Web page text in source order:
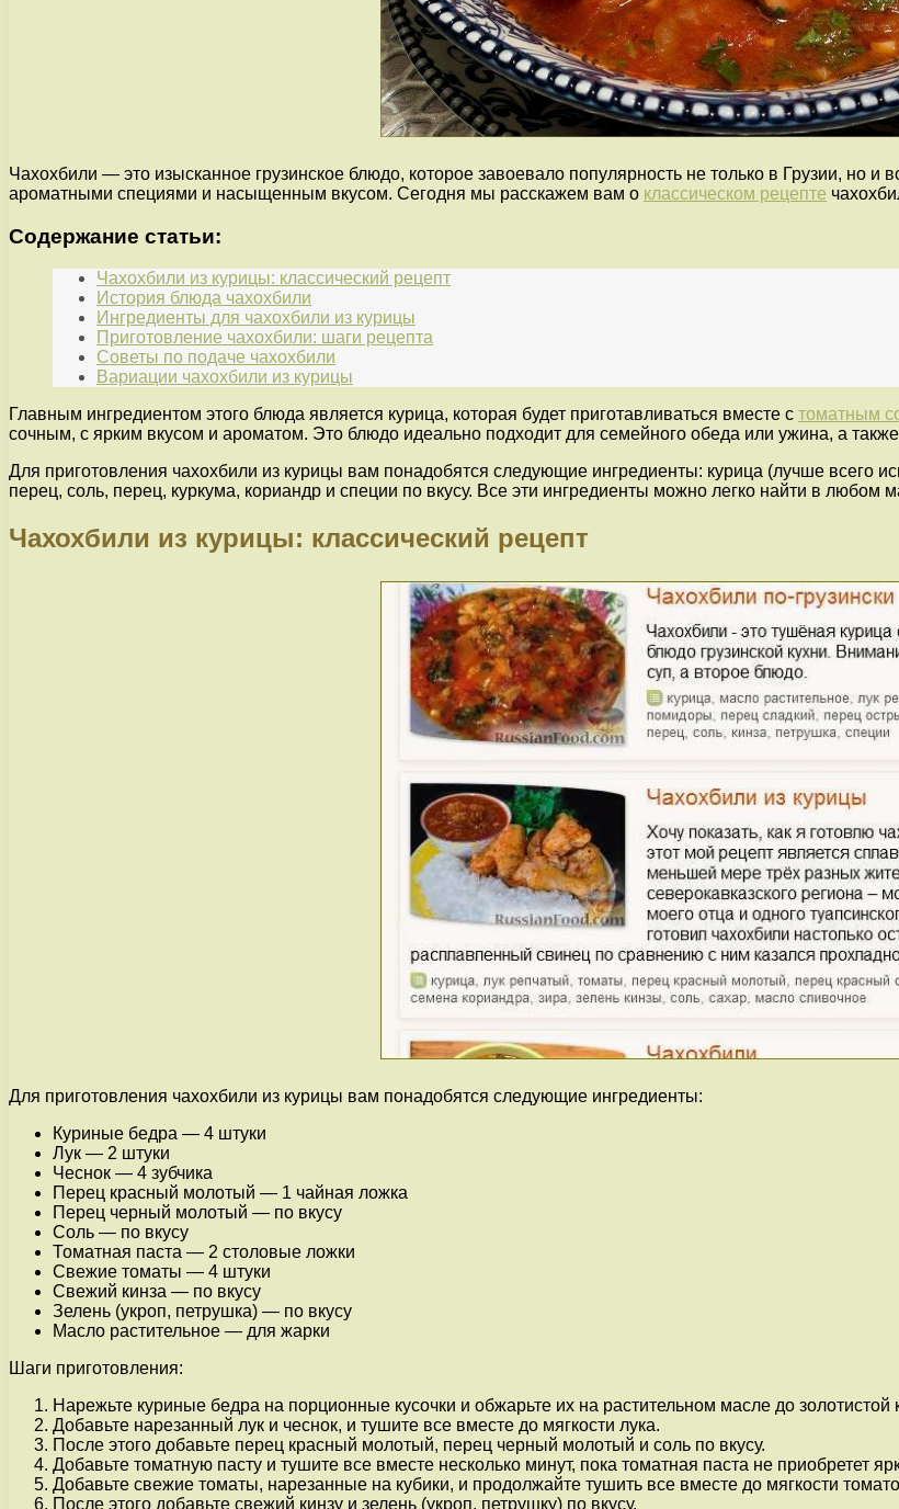
Чахохбили — это изысканное грузинское блюдо, которое завоевало популярность не только в Грузии, но и
ароматными специями и насыщенным вкусом. Сегодня мы расскажем вам о классическом рецепте
Содержание статьи:
Чахохбили из курицы: классический рецепт
История блюда чахохбили
Ингредиенты для чахохбили из курицы
Приготовление чахохбили: шаги рецепта
Советы по подаче чахохбили
Вариации чахохбили из курицы
Главным ингредиентом этого блюда является курица, которая будет приготавливаться вместе с томатным
сочным, с ярким вкусом и ароматом. Это блюдо идеально подходит для семейного обеда или ужина, а также
Для приготовления чахохбили из курицы вам понадобятся следующие ингредиенты: курица (лучше всего
перец, соль, перец, куркума, кориандр и специи по вкусу. Все эти ингредиенты можно легко найти в любом
Чахохбили из курицы: классический рецепт
Для приготовления чахохбили из курицы вам понадобятся следующие ингредиенты:
Куриные бедра — 4 штуки
Лук — 2 штуки
Чеснок — 4 зубчика
Перец красный молотый — 1 чайная ложка
Перец черный молотый — по вкусу
Соль — по вкусу
Томатная паста — 2 столовые ложки
Свежие томаты — 4 штуки
Свежий кинза — по вкусу
Зелень (укроп, петрушка) — по вкусу
Масло растительное — для жарки
Шаги приготовления:
Нарежьте куриные бедра на порционные кусочки и обжарьте их на растительном масле до золотистой
Добавьте нарезанный лук и чеснок, и тушите все вместе до мягкости лука.
После этого добавьте перец красный молотый, перец черный молотый и соль по вкусу.
Добавьте томатную пасту и тушите все вместе несколько минут, пока томатная паста не приобретет
Добавьте свежие томаты, нарезанные на кубики, и продолжайте тушить все вместе до мягкости
После этого добавьте свежий кинзу и зелень (укроп, петрушку) по вкусу.